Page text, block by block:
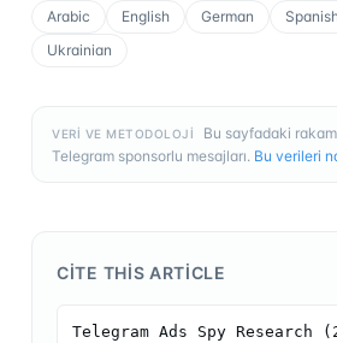
Arabic
English German
Ukrainian
VERI VE METODOLOJI
Bu sayfadaki
Telegram sponsorlu mesajları. Bu verileri
CITE THIS ARTICLE
Telegram Ads Spy